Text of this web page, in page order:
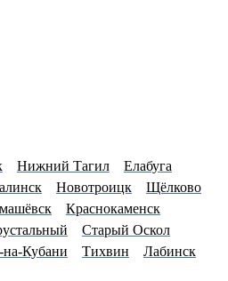
Нижний Тагил
Елабуга
Новотроицк
Щёлково
Краснокаменск
Старый Оскол
на-Кубани Тихвин Лабинск